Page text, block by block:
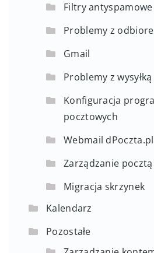
Filtry antyspamowe
Problemy z
Gmail
Problemy z
Konfiguracja
pocztowych
Webmail dPoczta.pl
Zarządzanie
Migracja skrzynek
Kalendarz
Pozostałe